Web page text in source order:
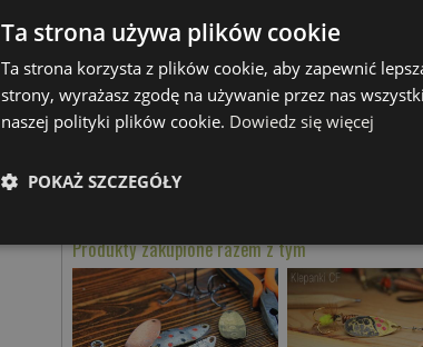
Szczupak,Sandacz,Boleń,Okoń,Woblery wertykalne
Cyklop ,Brzydal ,Liples,Iruka,Tungi,SM Konik Polny
Produkty zakupione razem z tym
Ta strona używa plików cookie
Ta strona korzysta z plików cookie, aby zapewnić
strony, wyrażasz zgodę na używanie przez nas
naszej polityki plików cookie. Dowiedz się więcej
POKAŻ SZCZEGÓŁY